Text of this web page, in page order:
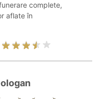
complete,
aflate în